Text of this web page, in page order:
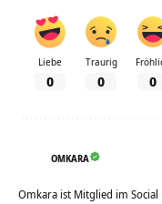
Liebe
0
Traurig
0 0
OMKARA
Omkara ist Mitglied im Social